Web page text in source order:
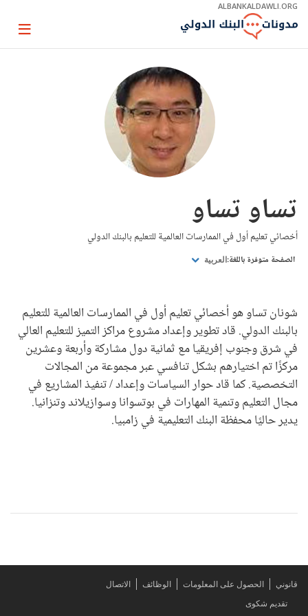
Skip
Main
ALBANKALDAWLI.ORG
Page
تساو تساو
أخصائي تعليم أول في الممارسات العالمية للتعليم بالبنك الدولي
الصفحة متوفرة باللغة: العربية
شونان تساو هو أخصائي تعليم أول في الممارسات العالمية للتعليم
بالبنك الدولي. قاد تطوير وإعداد مشروع مراكز التميز للتعليم العالي
في شرق وجنوب إفريقيا مع ثمانية دول مشاركة وأربعة وعشرين
مركزًا تم اختيارهم بشكل تنافسي عبر مجموعة من المجالات
التخصصية. كما قاد حوار السياسات وإعداد / تنفيذ المشاريع في
مجال التعليم وتنمية المهارات في بوتسوانا وسوازيلاند وتنزانيا.
يدير حاليًا محفظة البنك التعليمية في زامبيا.
قانوني الحصول على المعلومات الوظائف
الاتصال
تقديم شكوى